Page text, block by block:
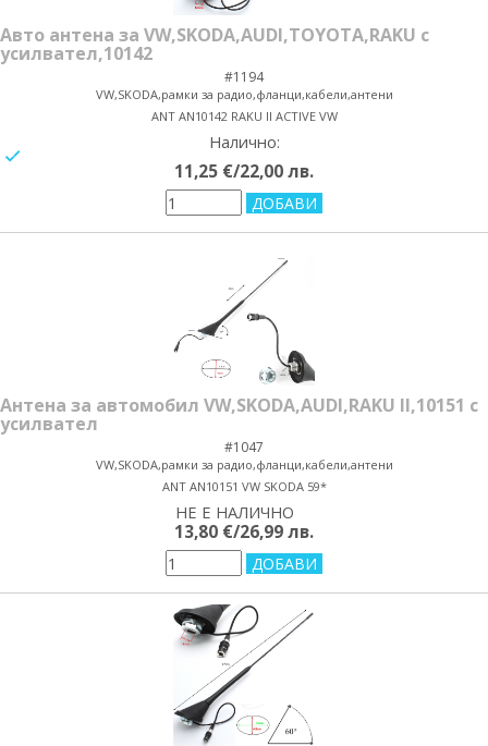
Авто антена за VW,SKODA,AUDI,TOYOTA,RAKU с
усилвател,10142
#1194
VW,SKODA,рамки за радио,фланци,кабели,антени
ANT AN10142 RAKU II ACTIVE VW
Налично:
11,25 €/22,00 лв.
Антена за автомобил VW,SKODA,AUDI,RAKU II,10151 с
усилвател
#1047
VW,SKODA,рамки за радио,фланци,кабели,антени
ANT AN10151 VW SKODA 59*
НЕ Е НАЛИЧНО
13,80 €/26,99 лв.